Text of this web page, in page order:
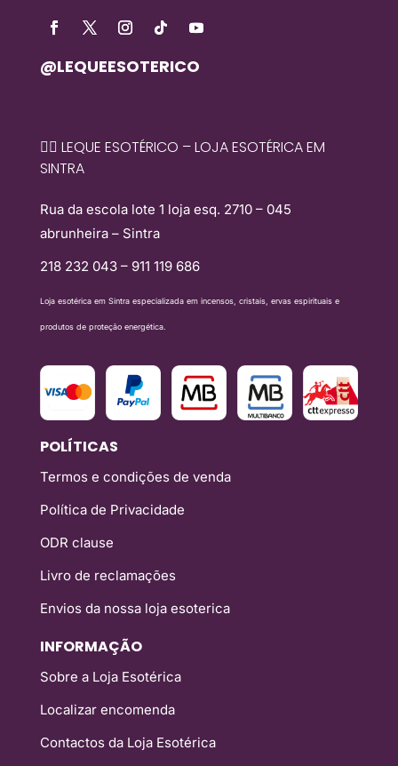
@LEQUEESOTERICO
🧙‍♀️ LEQUE ESOTÉRICO – LOJA ESOTÉRICA EM
SINTRA
Rua da escola lote 1 loja esq. 2710 – 045
abrunheira – Sintra
218 232 043 – 911 119 686
Loja esotérica em Sintra especializada em incensos, cristais, ervas espirituais e
produtos de proteção energética.
POLÍTICAS
Termos e condições de venda
Política de Privacidade
ODR clause
Livro de reclamações
Envios da nossa loja esoterica
INFORMAÇÃO
Sobre a Loja Esotérica
Localizar encomenda
Contactos da Loja Esotérica